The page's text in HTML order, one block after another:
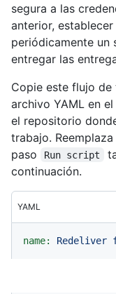
segura a las
anterior,
periódicamente un
entregar las
Copie este flujo
archivo YAML en
el repositorio
trabajo.
paso
Run script
continuación.
YAML
name: Redeliver